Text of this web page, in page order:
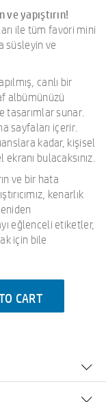
yapıştırın!
ile tüm favori mini
süsleyin ve
canlı bir
albümünüzü
tasarımlar sunar.
sayfaları içerir.
kadar, kişisel
bulacaksınız.
ve bir hata
kenarlık
eğlenceli etiketler,
için bile
CART